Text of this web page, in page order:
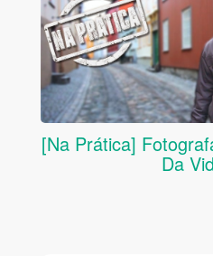
[Na Prática]
Da